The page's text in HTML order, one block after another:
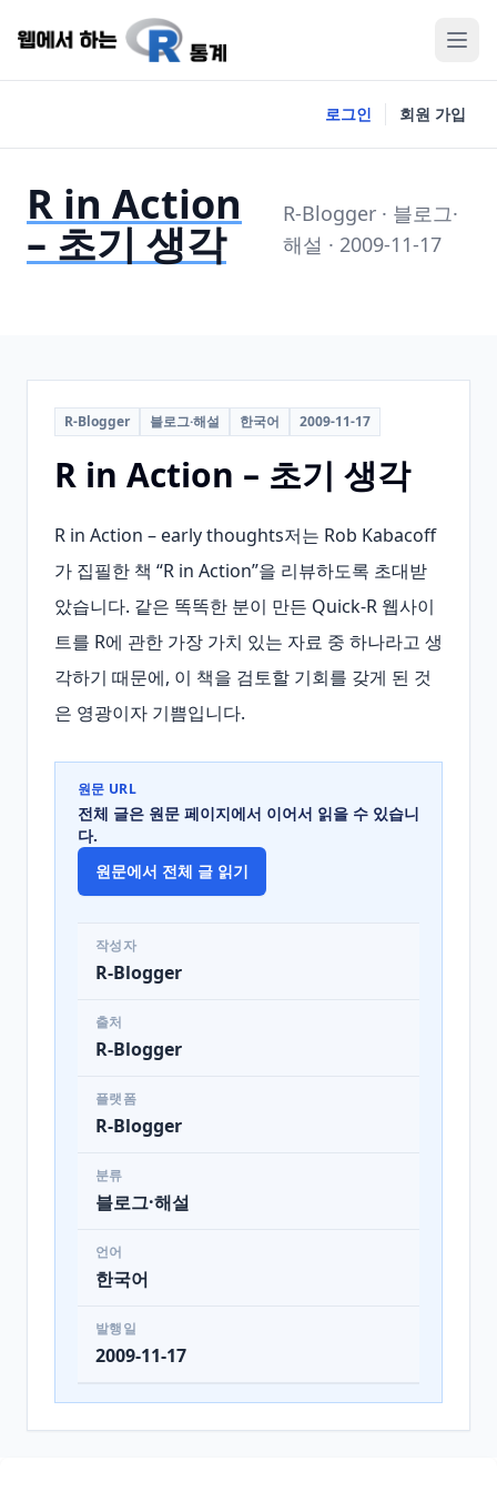
로그인 회원 가입
R in Action
– 초기 생각
R-Blogger · 블로그·
해설 · 2009-11-17
R-Blogger 블로그·해설 한국어 2009-11-17
R in Action – 초기 생각
R in Action – early thoughts저는 Rob Kabacoff
가 집필한 책 “R in Action”을 리뷰하도록 초대받
았습니다. 같은 똑똑한 분이 만든 Quick‑R 웹사이
트를 R에 관한 가장 가치 있는 자료 중 하나라고 생
각하기 때문에, 이 책을 검토할 기회를 갖게 된 것
은 영광이자 기쁨입니다.
원문 URL
전체 글은 원문 페이지에서 이어서 읽을 수 있습니
다.
원문에서 전체 글 읽기
작성자
R-Blogger
출처
R-Blogger
플랫폼
R-Blogger
분류
블로그·해설
언어
한국어
발행일
2009-11-17